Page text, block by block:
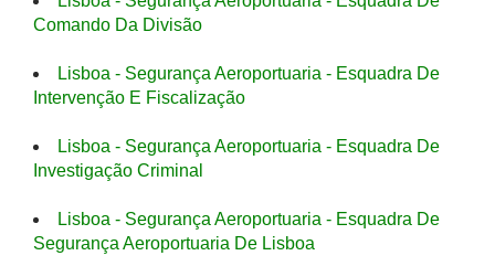
Comando Da Divisão
Lisboa - Segurança Aeroportuaria - Esquadra De
Intervenção E Fiscalização
Lisboa - Segurança Aeroportuaria - Esquadra De
Investigação Criminal
Lisboa - Segurança Aeroportuaria - Esquadra De
Segurança Aeroportuaria De Lisboa